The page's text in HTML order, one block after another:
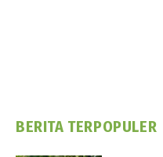
BERITA TERPOPULER